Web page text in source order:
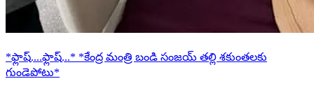
*ఫ్లాష్....ఫ్లాష్...* *కేంద్ర మంత్రి బండి సంజయ్ తల్లి శకుంతలకు
గుండెపోటు*